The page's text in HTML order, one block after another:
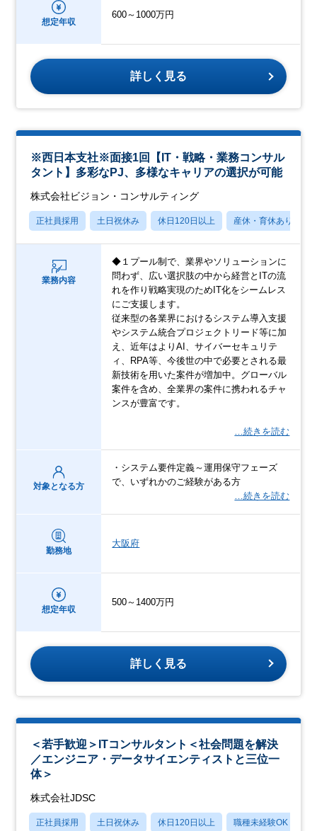
想定年収
600～1000万円
詳しく見る
※西日本支社※面接1回【IT・戦略・業務コンサル
タント】多彩なPJ、多様なキャリアの選択が可能
株式会社ビジョン・コンサルティング
正社員採用 土日祝休み 休日120日以上 産休・育休あり
業務内容
◆１プール制で、業界やソリューションに
問わず、広い選択肢の中から経営とITの流
れを作り戦略実現のためIT化をシームレス
にご支援します。
従来型の各業界におけるシステム導入支援
やシステム統合プロジェクトリード等に加
え、近年はよりAI、サイバーセキュリテ
ィ、RPA等、今後世の中で必要とされる最
新技術を用いた案件が増加中。グローバル
案件を含め、全業界の案件に携われるチャ
ンスが豊富です。
…続きを読む
対象となる方
・システム要件定義～運用保守フェーズ
で、いずれかのご経験がある方
…続きを読む
勤務地
大阪府
想定年収
500～1400万円
詳しく見る
＜若手歓迎＞ITコンサルタント＜社会問題を解決
／エンジニア・データサイエンティストと三位一
体＞
株式会社JDSC
正社員採用 土日祝休み 休日120日以上 職種未経験OK